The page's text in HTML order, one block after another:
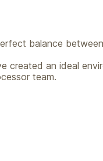
balance
created an ideal
team.